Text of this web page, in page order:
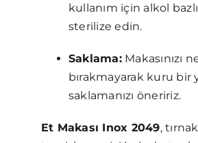
kullanım için alkol
sterilize edin.
Saklama:Makasınızı
bırakmayarak kuru bir
saklamanızı öneririz.
Et Makası Inox 2049,